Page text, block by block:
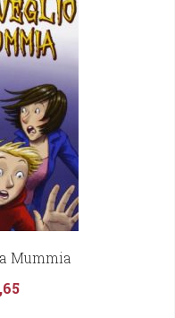
Mummia